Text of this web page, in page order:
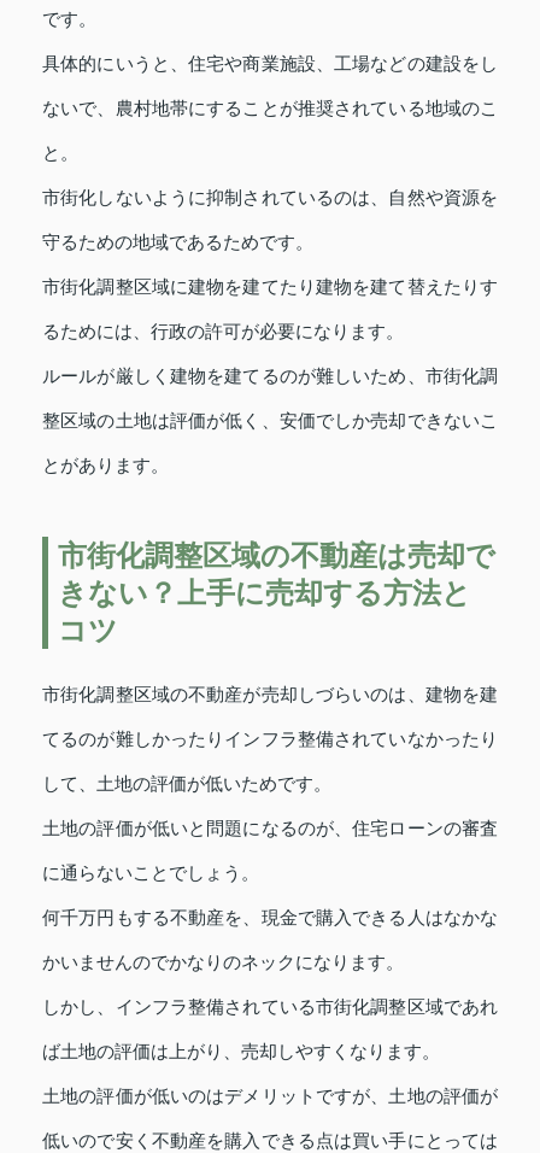
です。
具体的にいうと、住宅や商業施設、工場などの建設をし
ないで、農村地帯にすることが推奨されている地域のこ
と。
市街化しないように抑制されているのは、自然や資源を
守るための地域であるためです。
市街化調整区域に建物を建てたり建物を建て替えたりす
るためには、行政の許可が必要になります。
ルールが厳しく建物を建てるのが難しいため、市街化調
整区域の土地は評価が低く、安価でしか売却できないこ
とがあります。
市街化調整区域の不動産は売却で
きない？上手に売却する方法と
コツ
市街化調整区域の不動産が売却しづらいのは、建物を建
てるのが難しかったりインフラ整備されていなかったり
して、土地の評価が低いためです。
土地の評価が低いと問題になるのが、住宅ローンの審査
に通らないことでしょう。
何千万円もする不動産を、現金で購入できる人はなかな
かいませんのでかなりのネックになります。
しかし、インフラ整備されている市街化調整区域であれ
ば土地の評価は上がり、売却しやすくなります。
土地の評価が低いのはデメリットですが、土地の評価が
低いので安く不動産を購入できる点は買い手にとっては